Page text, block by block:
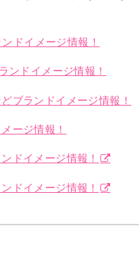
ドイメージ情報！
ンドイメージ情報！
ブランドイメージ情報！
ージ情報！
ドイメージ情報！
ドイメージ情報！